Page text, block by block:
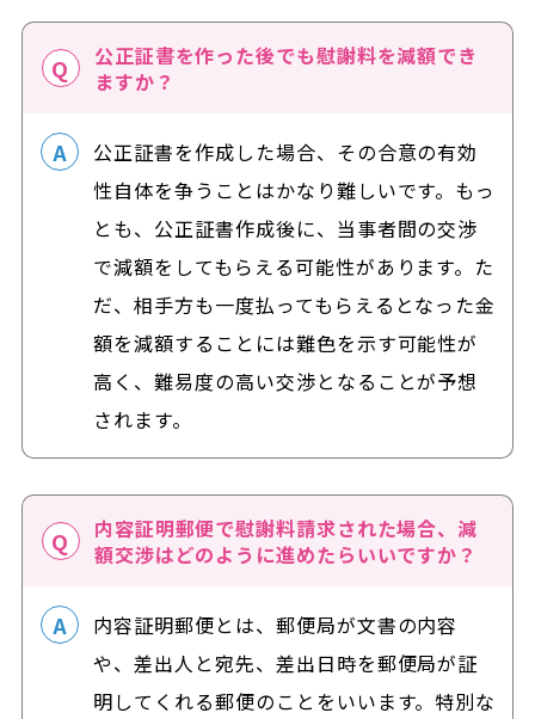
公正証書を作った後でも慰謝料を減額でき
ますか？
公正証書を作成した場合、その合意の有効
性自体を争うことはかなり難しいです。もっ
とも、公正証書作成後に、当事者間の交渉
で減額をしてもらえる可能性があります。た
だ、相手方も一度払ってもらえるとなった金
額を減額することには難色を示す可能性が
高く、難易度の高い交渉となることが予想
されます。
内容証明郵便で慰謝料請求された場合、減
額交渉はどのように進めたらいいですか？
内容証明郵便とは、郵便局が文書の内容
や、差出人と宛先、差出日時を郵便局が証
明してくれる郵便のことをいいます。特別な